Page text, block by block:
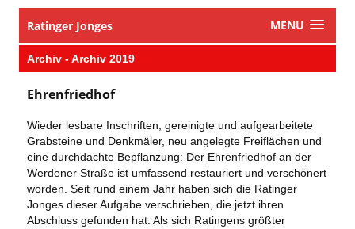
Ratinger Jonges MENU
Archiv - Archiv 2019
Ehrenfriedhof
Wieder lesbare Inschriften, gereinigte und aufgearbeitete
Grabsteine und Denkmäler, neu angelegte Freiflächen und
eine durchdachte Bepflanzung: Der Ehrenfriedhof an der
Werdener Straße ist umfassend restauriert und verschönert
worden. Seit rund einem Jahr haben sich die Ratinger
Jonges dieser Aufgabe verschrieben, die jetzt ihren
Abschluss gefunden hat. Als sich Ratingens größter